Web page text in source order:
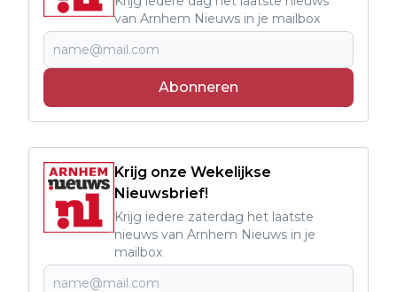
van Arnhem Nieuws in je mailbox
Abonneren
Krijg onze Wekelijkse
Nieuwsbrief!
Krijg iedere zaterdag het laatste
nieuws van Arnhem Nieuws in je
mailbox